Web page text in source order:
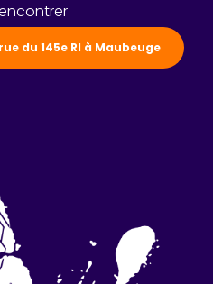
du 145e RI à Maubeuge